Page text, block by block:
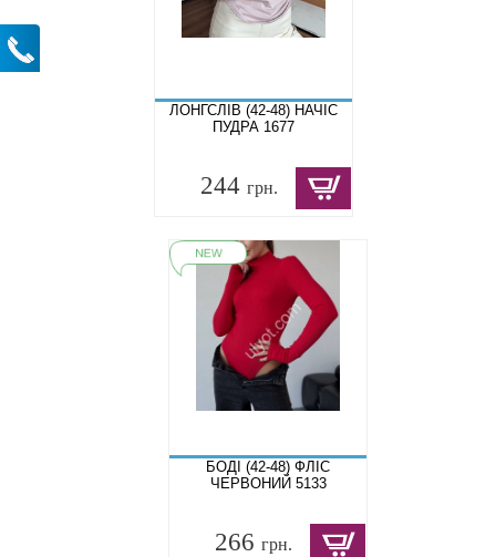
ЛОНГСЛІВ (42-48) НАЧІС
ПУДРА 1677
244 грн.
БОДІ (42-48) ФЛІС
ЧЕРВОНИЙ 5133
266 грн.